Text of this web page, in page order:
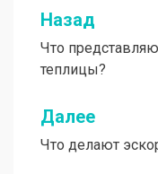
Навигация
по
записям
Назад
Что
теплицы?
Далее
Что делают